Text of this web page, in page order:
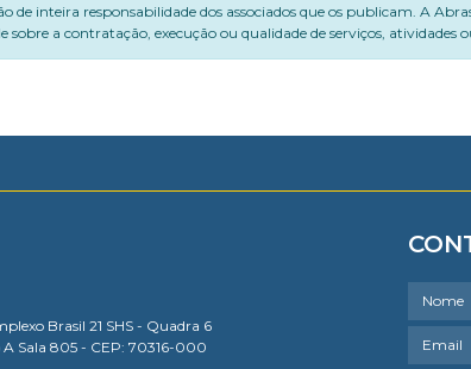
de inteira responsabilidade dos associados que os publicam. A
a contratação, execução ou qualidade de serviços, atividades
Brasil 21 SHS - Quadra 6
Sala 805 - CEP: 70316-000